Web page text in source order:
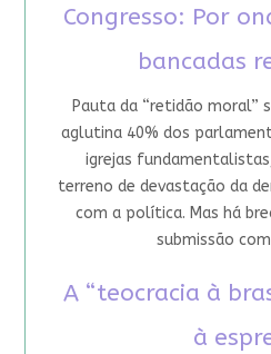
Congresso: Por
bancadas
Pauta da “retidão moral”
aglutina 40% dos
igrejas
terreno de devastação da
com a política. Mas há
submissão
A “teocracia à
à